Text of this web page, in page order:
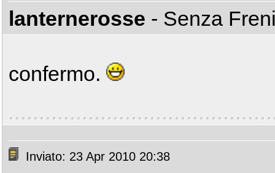
lanternerosse - Senza
confermo.
Inviato: 23 Apr 2010 20:38